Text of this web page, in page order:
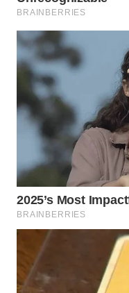
liberdade de viver